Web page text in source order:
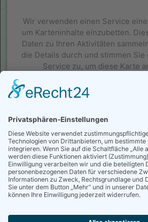
Wir verwenden einen Service
um Karteninhalte einzubetten.
Daten zu Ihren Aktivitäten
die Details durch und stimmen Sie
Service zu, um diese Karte
Mehr Informationen
&eRecht24
Saalemühle Alsleben GmbH
Bernburger Straße 35
6425 Alsleben (Saale)
Ansprechperson: Toni Thiel
Web:www.sd-muehle.de
E-Mail:
tthiel@saalemuehle.de